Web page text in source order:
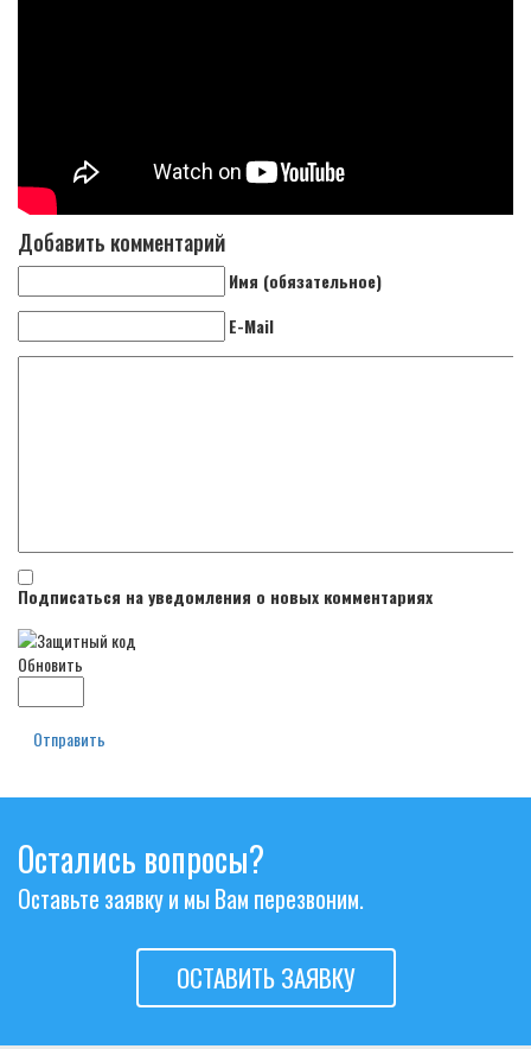
Добавить комментарий
Имя (обязательное)
E-Mail
Подписаться на уведомления о новых комментариях
Обновить
Отправить
Остались вопросы?
Оставьте заявку и мы Вам перезвоним.
ОСТАВИТЬ ЗАЯВКУ